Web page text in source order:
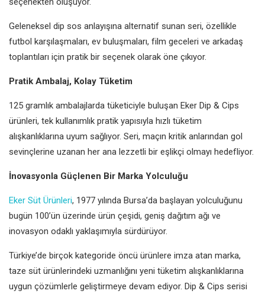
Geleneksel dip sos anlayışına alternatif sunan seri, özellikle
futbol karşılaşmaları, ev buluşmaları, film geceleri ve arkadaş
toplantıları için pratik bir seçenek olarak öne çıkıyor.
Pratik Ambalaj, Kolay Tüketim
125 gramlık ambalajlarda tüketiciyle buluşan Eker Dip & Cips
ürünleri, tek kullanımlık pratik yapısıyla hızlı tüketim
alışkanlıklarına uyum sağlıyor. Seri, maçın kritik anlarından gol
sevinçlerine uzanan her ana lezzetli bir eşlikçi olmayı hedefliyor.
İnovasyonla Güçlenen Bir Marka Yolculuğu
Eker Süt Ürünleri, 1977 yılında Bursa’da başlayan yolculuğunu
bugün 100’ün üzerinde ürün çeşidi, geniş dağıtım ağı ve
inovasyon odaklı yaklaşımıyla sürdürüyor.
Türkiye’de birçok kategoride öncü ürünlere imza atan marka,
taze süt ürünlerindeki uzmanlığını yeni tüketim alışkanlıklarına
uygun çözümlerle geliştirmeye devam ediyor. Dip & Cips serisi